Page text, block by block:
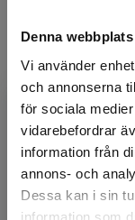
Denna
Vi använder
och annonserna
för sociala
vidarebefordrar
information från
annons- och
Dessa kan i sin
information som
Jan Lindvall
institutionen
och